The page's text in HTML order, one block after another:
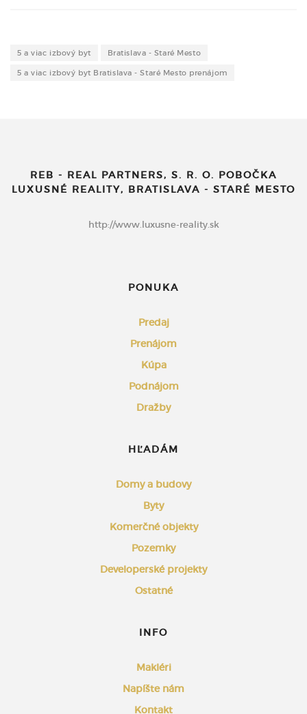
5 a viac izbový byt Bratislava - Staré Mesto
5 a viac izbový byt Bratislava - Staré Mesto prenájom
REB - REAL PARTNERS, S. R. O. POBOČKA
LUXUSNÉ REALITY, BRATISLAVA - STARÉ MESTO
http://www.luxusne-reality.sk
PONUKA
Predaj
Prenájom
Kúpa
Podnájom
Dražby
HĽADÁM
Domy a budovy
Byty
Komerčné objekty
Pozemky
Developerské projekty
Ostatné
INFO
Makléri
Napíšte nám
Kontakt